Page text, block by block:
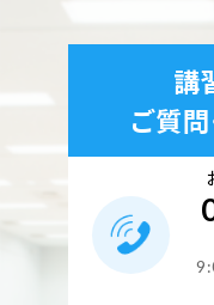
講
ご質